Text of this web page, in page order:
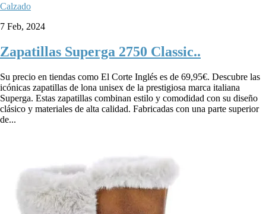
Calzado
7 Feb, 2024
Zapatillas Superga 2750 Classic..
Su precio en tiendas como El Corte Inglés es de 69,95€. Descubre las
icónicas zapatillas de lona unisex de la prestigiosa marca italiana
Superga. Estas zapatillas combinan estilo y comodidad con su diseño
clásico y materiales de alta calidad. Fabricadas con una parte superior
de...